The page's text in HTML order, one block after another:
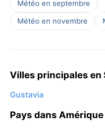
Météo en septembre
Météo en novembre
Villes principales en
Gustavia
Pays dans